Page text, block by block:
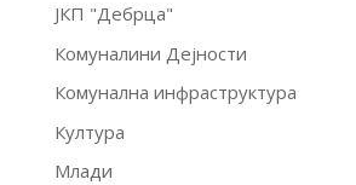
ЈКП "Дебрца"
Комуналини Дејности
Комунална инфраструктура
Култура
Млади